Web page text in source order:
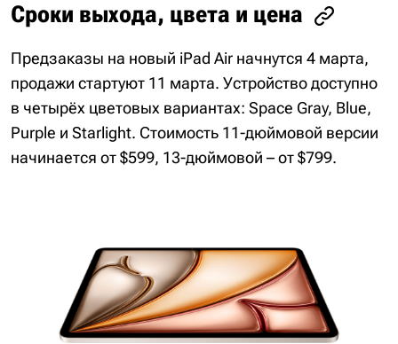
Сроки выхода, цвета и цена
Предзаказы на новый iPad Air начнутся 4 марта,
продажи стартуют 11 марта. Устройство доступно
в четырёх цветовых вариантах: Space Gray, Blue,
Purple и Starlight. Стоимость 11-дюймовой версии
начинается от $599, 13-дюймовой – от $799.